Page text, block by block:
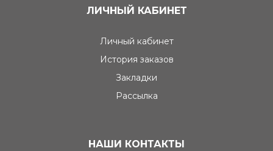
ЛИЧНЫЙ КАБИНЕТ
Личный кабинет
История заказов
Закладки
Рассылка
НАШИ КОНТАКТЫ